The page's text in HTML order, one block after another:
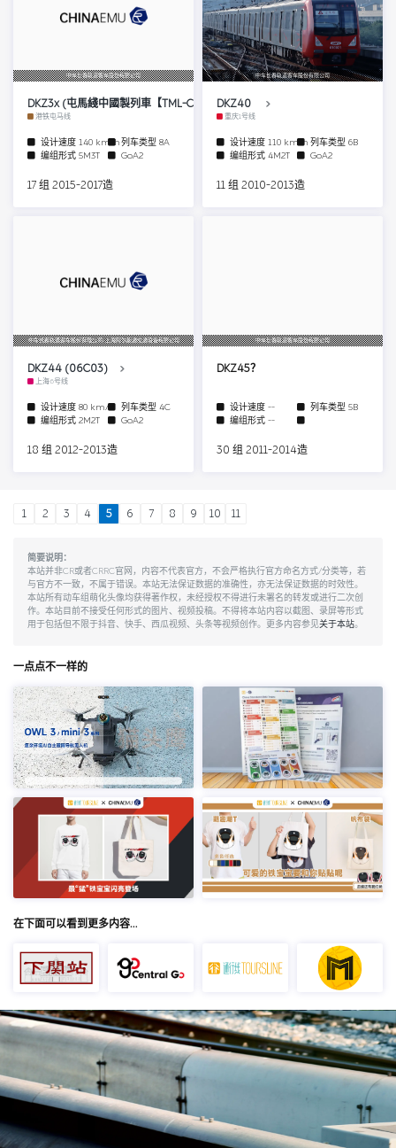
中车长春轨道客车股份有限公司
DKZ3x (屯馬綫中國製列車【TML-C-Train】)
港铁屯马线
设计速度 140 km/h列车类型 8A
编组形式 5M3T GoA2
17 组 2015-2017造
中车长春轨道客车股份有限公司
DKZ40
重庆1号线
设计速度 110 km/h列车类型 6B
编组形式 4M2T GoA2
11 组 2010-2013造
中车长春轨道客车股份有限公司/上海阿尔斯通交通设备有限公司
DKZ44 (06C03)
上海6号线
设计速度 80 km/h 列车类型 4C
编组形式 2M2T GoA2
18 组 2012-2013造
中车长春轨道客车股份有限公司
DKZ45？
设计速度 -- 列车类型 5B
编组形式 --
30 组 2011-2014造
1 2 3 4 5 6 7 8 9 10 11
简要说明：
本站并非CR或者CRRC官网，内容不代表官方，不会严格执行官方命名方式/分类等，若
与官方不一致，不属于错误。本站无法保证数据的准确性，亦无法保证数据的时效性。
本站所有动车组萌化头像均获得著作权，未经授权不得进行未署名的转发或进行二次创
作。本站目前不接受任何形式的图片、视频投稿。不得将本站内容以截图、录屏等形式
用于包括但不限于抖音、快手、西瓜视频、头条等视频创作。更多内容参见关于本站。
一点点不一样的
在下面可以看到更多内容…